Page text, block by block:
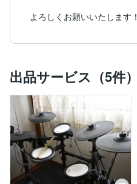
よろしくお願いいたします！
出品サービス（5件）